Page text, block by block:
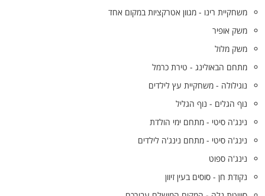
משחקיית רינו - מגוון אטרקציות במקום אחד
משק אופיר
משק מלול
מתחם הבאולינג - טירת כרמל
נוגילולה - משחקיית עץ לילדים
נוף הגלים - נוף הגליל
נינג'ה סיטי - מתחם ימי הולדת
נינג'ה סיטי - מתחם נינג'ה לילדים
נינג'ה ספוט
נקודת חן - סוסים בעין זיוון